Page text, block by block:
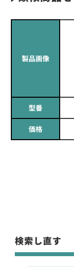
製品画像
型番
価格
検索し直す